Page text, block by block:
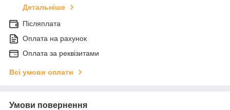
Детальніше
Післяплата
Оплата на рахунок
Оплата за реквізитами
Всі умови оплати
Умови повернення